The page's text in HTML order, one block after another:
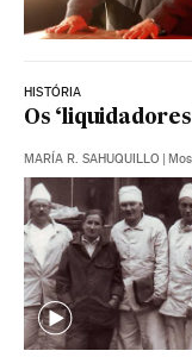
HISTÓRIA
Os
MARÍA R. SAHUQUILLO |